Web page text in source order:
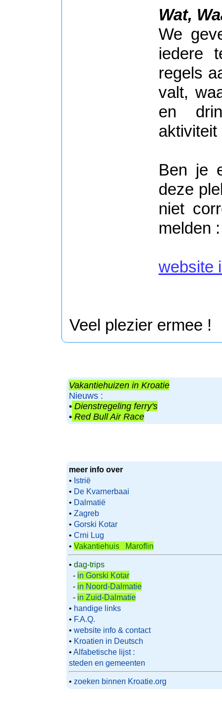
Wat,
We
iedere
regels
valt,
en
aktiviteit
Ben je
deze
niet
melden :
website
Veel plezier ermee !
Vakantiehuizen in Kroatie
Nieuws :
• Dienstregeling ferry's
• Red Bull Air Race
meer info over
• Istrië
• De Kvarnerbaai
• Dalmatië
• Zagreb
• Gorski Kotar
• Crni Lug
• Vakantiehuis Maroflin
• dag-trips
- in Gorski Kotar
- in Noord-Dalmatie
- in Zuid-Dalmatie
• handige links
• F.A.Q.
• website info & contact
• Kroatien in Deutsch
• Alfabetische lijst :
steden en gemeenten
• zoeken binnen Kroatie.org